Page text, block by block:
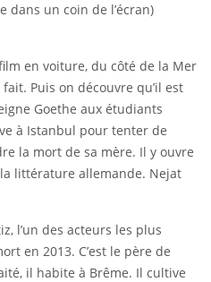
un coin de l’écran)
en voiture, du côté de la Mer
Puis on découvre qu’il est
Goethe aux étudiants
à Istanbul pour tenter de
la mort de sa mère. Il y ouvre
littérature allemande. Nejat
l’un des acteurs les plus
en 2013. C’est le père de
il habite à Brême. Il cultive